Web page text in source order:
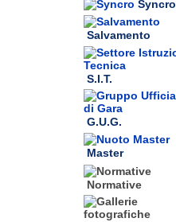
Syncro
Salvamento
S.I.T.
G.U.G.
Master
Normative